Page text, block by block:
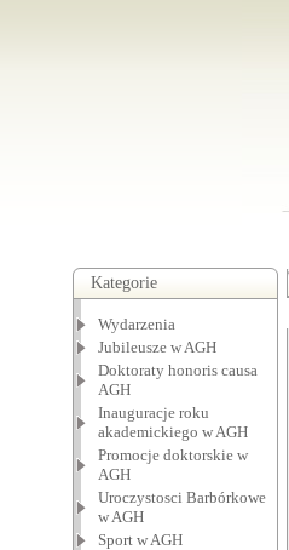
Kategorie
Wydarzenia
Jubileusze w AGH
Doktoraty honoris causa
AGH
Inauguracje roku
akademickiego w AGH
Promocje doktorskie w
AGH
Uroczystosci Barbórkowe
w AGH
Sport w AGH